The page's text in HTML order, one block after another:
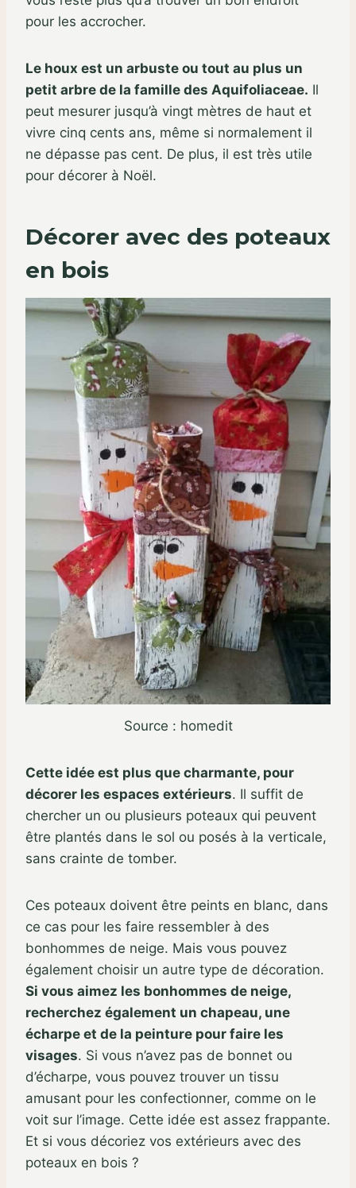
pour les accrocher.
Le houx est un arbuste ou tout au plus un
petit arbre de la famille des Aquifoliaceae. Il
peut mesurer jusqu’à vingt mètres de haut et
vivre cinq cents ans, même si normalement il
ne dépasse pas cent. De plus, il est très utile
pour décorer à Noël.
Décorer avec des poteaux
en bois
Source : homedit
Cette idée est plus que charmante, pour
décorer les espaces extérieurs. Il suffit de
chercher un ou plusieurs poteaux qui peuvent
être plantés dans le sol ou posés à la verticale,
sans crainte de tomber.
Ces poteaux doivent être peints en blanc, dans
ce cas pour les faire ressembler à des
bonhommes de neige. Mais vous pouvez
également choisir un autre type de décoration.
Si vous aimez les bonhommes de neige,
recherchez également un chapeau, une
écharpe et de la peinture pour faire les
visages. Si vous n’avez pas de bonnet ou
d’écharpe, vous pouvez trouver un tissu
amusant pour les confectionner, comme on le
voit sur l’image. Cette idée est assez frappante.
Et si vous décoriez vos extérieurs avec des
poteaux en bois ?